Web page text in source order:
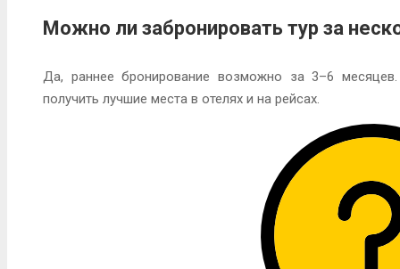
Можно ли забронировать тур за
Да, раннее бронирование возможно за 3–6
получить лучшие места в отелях и на рейсах.